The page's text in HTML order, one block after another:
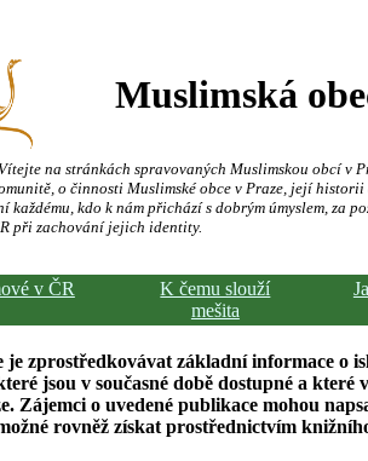
Muslimská
na stránkách spravovaných Muslimskou obcí v
o činnosti Muslimské obce v Praze, její
každému, kdo k nám přichází s dobrým úmyslem, za
při zachování jejich identity.
v ČR
K čemu slouží
mešita
zprostředkovávat základní informace o
jsou v současné době dostupné a které
Zájemci o uvedené publikace mohou
rovněž získat prostřednictvím